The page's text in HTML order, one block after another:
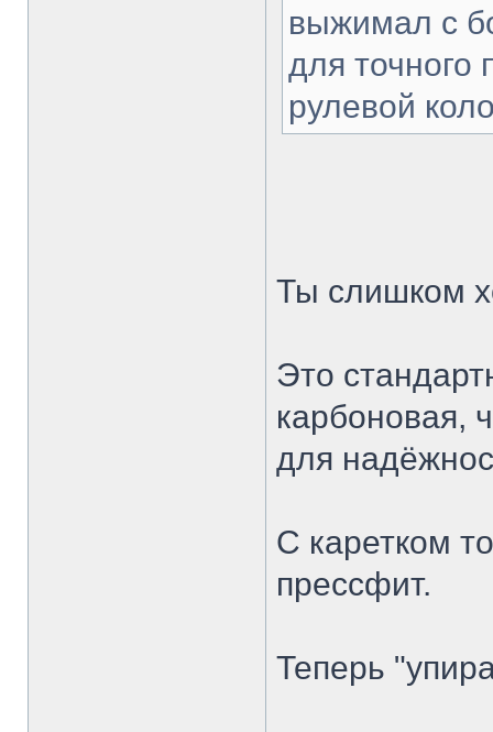
выжимал с
для точного
рулевой
Ты слишком
Это
карбоновая,
для
С каретком
прессфит.
Теперь